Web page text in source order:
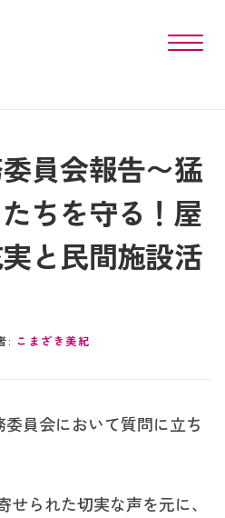
toggle
員会報告〜猛
ちを守る！屋
と民間施設活
: こまざき美紀
委員会において質問に立ち
られた切実な声を元に、